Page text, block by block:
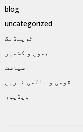
blog
uncategorized
ٹرینڈنگ
جموں و کشمیر
سیاست
قومی و عالمی خبریں
ویڈیوز